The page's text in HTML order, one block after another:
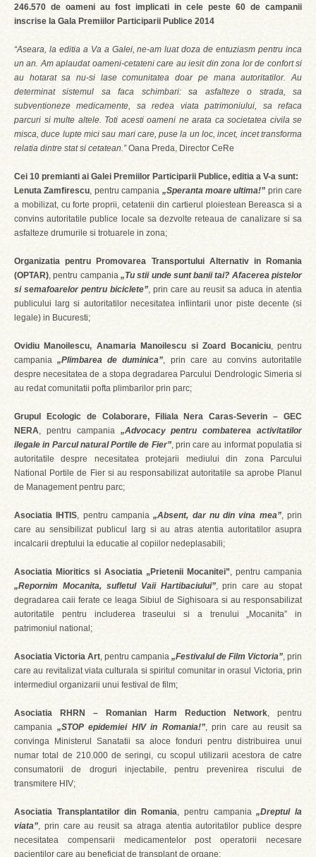
246.570 de oameni au fost implicati in cele peste 60 de campanii
inscrise la Gala Premiilor Participarii Publice 2014
“Aseara, la editia a Va a Galei, ne-am luat doza de entuziasm pentru inca
un an. Am aplaudat oameni-cetateni care au iesit din zona lor de confort si
au hotarat sa nu-si lase comunitatea doar pe mana autoritatilor. Au
determinat sistemul sa faca schimbari: sa asfalteze o strada, sa
subventioneze medicamente, sa redea viata patrimoniului, sa refaca
parcuri si multe altele. Toti acesti oameni ne arata ca societatea civila se
misca, duce lupte mici sau mari care, puse la un loc, incet, incet transforma
relatia dintre stat si cetatean.”Oana Preda, Director CeRe
Cei 10 premianti ai Galei Premiilor Participarii Publice, editia a V-a sunt:
Lenuta Zamfirescu, pentru campania „Speranta moare ultima!” prin care
a mobilizat, cu forte proprii, cetatenii din cartierul ploiestean Bereasca si a
convins autoritatile publice locale sa dezvolte reteaua de canalizare si sa
asfalteze drumurile si trotuarele in zona;
Organizatia pentru Promovarea Transportului Alternativ in Romania
(OPTAR), pentru campania „Tu stii unde sunt banii tai? Afacerea pistelor
si semafoarelor pentru biciclete”, prin care au reusit sa aduca in atentia
publicului larg si autoritatilor necesitatea infiintarii unor piste decente (si
legale) in Bucuresti;
Ovidiu Manoilescu, Anamaria Manoilescu si Zoard Bocaniciu, pentru
campania„Plimbarea de duminica”, prin care au convins autoritatile
despre necesitatea de a stopa degradarea Parcului Dendrologic Simeria si
au redat comunitatii pofta plimbarilor prin parc;
Grupul Ecologic de Colaborare, Filiala Nera Caras-Severin – GEC
NERA, pentru campania „Advocacy pentru combaterea activitatilor
ilegale in Parcul natural Portile de Fier”, prin care au informat populatia si
autoritatile despre necesitatea protejarii mediului din zona Parcului
National Portile de Fier si au responsabilizat autoritatile sa aprobe Planul
de Management pentru parc;
Asociatia IHTIS, pentru campania„Absent, dar nu din vina mea”, prin
care au sensibilizat publicul larg si au atras atentia autoritatilor asupra
incalcarii dreptului la educatie al copiilor nedeplasabili;
Asociatia Mioritics si Asociatia „Prietenii Mocanitei”, pentru campania
„Repornim Mocanita, sufletul Vaii Hartibaciului”, prin care au stopat
degradarea caii ferate ce leaga Sibiul de Sighisoara si au responsabilizat
autoritatile pentru includerea traseului si a trenului „Mocanita” in
patrimoniul national;
Asociatia Victoria Art, pentru campania „Festivalul de Film Victoria”, prin
care au revitalizat viata culturala si spiritul comunitar in orasul Victoria, prin
intermediul organizarii unui festival de film;
Asociatia RHRN – Romanian Harm Reduction Network, pentru
campania „STOP epidemiei HIV in Romania!”, prin care au reusit sa
convinga Ministerul Sanatatii sa aloce fonduri pentru distribuirea unui
numar total de 210.000 de seringi, cu scopul utilizarii acestora de catre
consumatorii de droguri injectabile, pentru prevenirea riscului de
transmitere HIV;
Asociatia Transplantatilor din Romania, pentru campania„Dreptul la
viata”, prin care au reusit sa atraga atentia autoritatilor publice despre
necesitatea compensarii medicamentelor post operatorii necesare
pacientilor care au beneficiat de transplant de organe;